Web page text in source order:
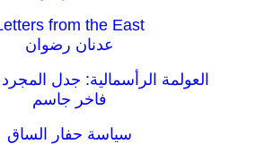
from the East
عدنان رضوان
العولمة الرأسمالية: جدل
فاخر جاسم
سياسة حفار الساق